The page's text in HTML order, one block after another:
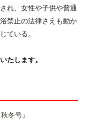
れ、女性や子供や普通
禁止の法律さえも動か
ている。
たします。
冬号』